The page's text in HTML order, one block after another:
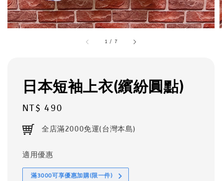
1 / 7
日本短袖上衣(繽紛圓點)
Regular
price
NT$ 490
全店滿2000免運(台灣本島)
適用優惠
滿3000可享優惠加購(限一件)